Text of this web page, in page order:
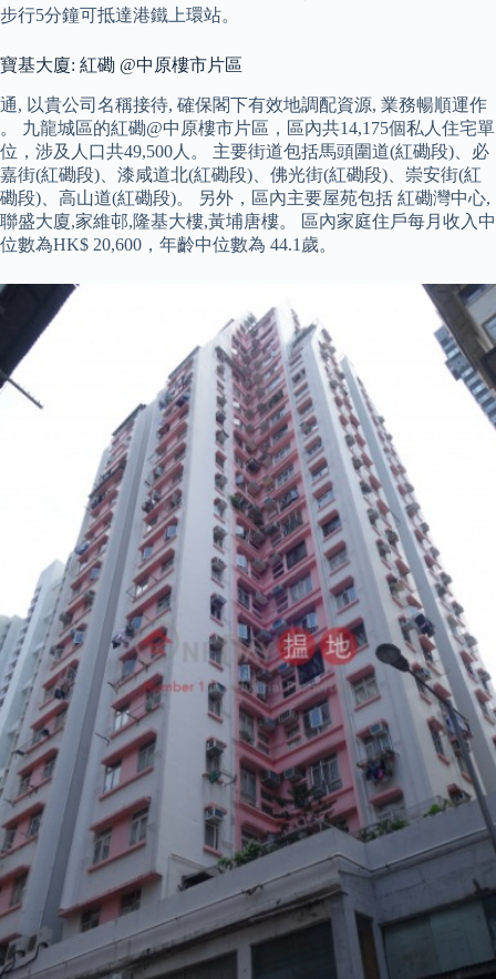
步行5分鐘可抵達港鐵上環站。
寶基大廈: 紅磡 @中原樓市片區
通, 以貴公司名稱接待, 確保閣下有效地調配資源, 業務暢順運作
。 九龍城區的紅磡@中原樓市片區，區內共14,175個私人住宅單
位，涉及人口共49,500人。 主要街道包括馬頭圍道(紅磡段)、必
嘉街(紅磡段)、漆咸道北(紅磡段)、佛光街(紅磡段)、崇安街(紅
磡段)、高山道(紅磡段)。 另外，區內主要屋苑包括 紅磡灣中心,
聯盛大廈,家維邨,隆基大樓,黃埔唐樓。 區內家庭住戶每月收入中
位數為HK$ 20,600，年齡中位數為 44.1歲。